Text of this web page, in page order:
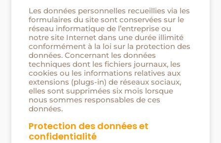
Les données personnelles recueillies via les
formulaires du site sont conservées sur le
réseau informatique de l’entreprise ou
notre site Internet dans une durée illimité
conformément à la loi sur la protection des
données. Concernant les données
techniques dont les fichiers journaux, les
cookies ou les informations relatives aux
extensions (plugs-in) de réseaux sociaux,
elles sont supprimées six mois lorsque
nous sommes responsables de ces
données.
Protection des données et
confidentialité